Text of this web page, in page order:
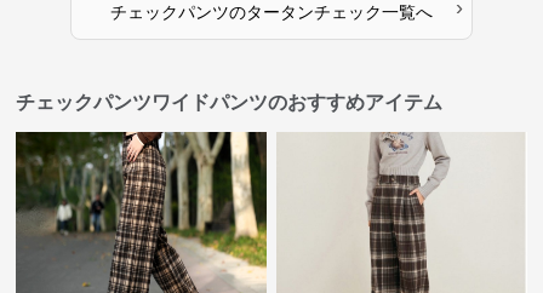
チェックパンツのタータンチェック一覧へ ›
チェックパンツワイドパンツのおすすめアイテム